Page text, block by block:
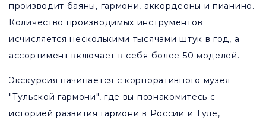
производит баяны, гармони, аккордеоны и пианино.
Количество производимых инструментов
исчисляется несколькими тысячами штук в год, а
ассортимент включает в себя более 50 моделей.
Экскурсия начинается с корпоративного музея
"Тульской гармони", где вы познакомитесь с
историей развития гармони в России и Туле,